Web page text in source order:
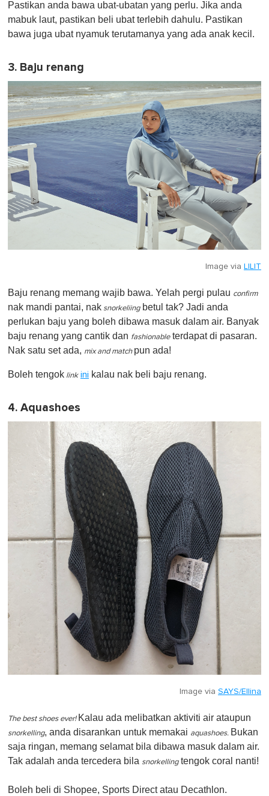
Pastikan anda bawa ubat-ubatan yang perlu. Jika anda
mabuk laut, pastikan beli ubat terlebih dahulu. Pastikan
bawa juga ubat nyamuk terutamanya yang ada anak kecil.
3. Baju renang
Image via LILIT
Baju renang memang wajib bawa. Yelah pergi pulau confirm
nak mandi pantai, nak snorkeliingbetul tak? Jadi anda
perlukan baju yang boleh dibawa masuk dalam air. Banyak
baju renang yang cantik dan fashionableterdapat di pasaran.
Nak satu set ada, mix and match pun ada!
Boleh tengok link ini kalau nak beli baju renang.
4. Aquashoes
Image via SAYS/Ellina
The best shoes ever! Kalau ada melibatkan aktiviti air ataupun
snorkelling, anda disarankan untuk memakai aquashoes. Bukan
saja ringan, memang selamat bila dibawa masuk dalam air.
Tak adalah anda tercedera bila snorkellingtengok coral nanti!
Boleh beli di Shopee, Sports Direct atau Decathlon.